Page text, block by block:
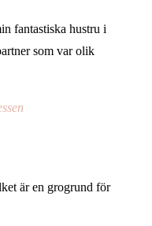
fantastiska hustru i
som var olik
är en grogrund för